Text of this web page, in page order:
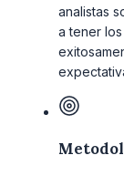
analistas
a tener